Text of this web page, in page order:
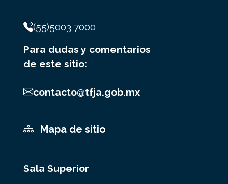
(55)5003 7000
Para dudas y comentarios
de este sitio:
contacto@tfja.gob.mx
Mapa de sitio
Sala Superior